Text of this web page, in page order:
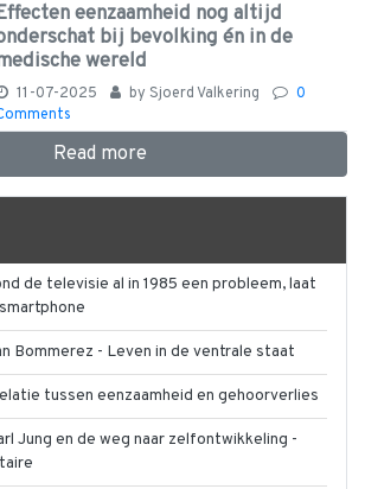
eenzaamheid nog altijd
bij bevolking én in de
wereld
11-07-2025 by Sjoerd Valkering
0
Read more
de televisie al in 1985 een probleem, laat
Bommerez - Leven in de ventrale staat
tussen eenzaamheid en gehoorverlies
Jung en de weg naar zelfontwikkeling -